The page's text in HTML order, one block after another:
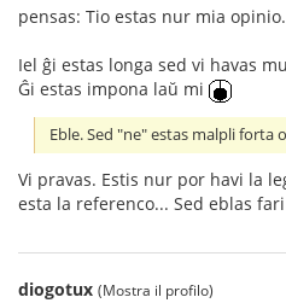
pensas: Tio estas nur mia
Iel ĝi estas longa sed vi havas
Ĝi estas impona laŭ mi
Eble. Sed "ne" estas malpli forta
Vi pravas. Estis nur por havi la
esta la referenco... Sed eblas
diogotux (Mostra il profilo)